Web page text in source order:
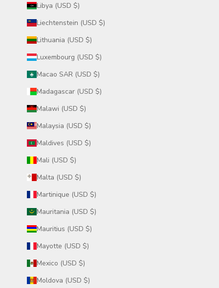
Libya (USD $)
Liechtenstein (USD $)
Lithuania (USD $)
Luxembourg (USD $)
Macao SAR (USD $)
Madagascar (USD $)
Malawi (USD $)
Malaysia (USD $)
Maldives (USD $)
Mali (USD $)
Malta (USD $)
Martinique (USD $)
Mauritania (USD $)
Mauritius (USD $)
Mayotte (USD $)
Mexico (USD $)
Moldova (USD $)